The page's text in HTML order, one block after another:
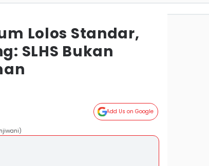
Lolos Standar,
SLHS Bukan
Add Us on Google